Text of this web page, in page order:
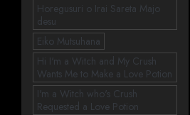
Horegusuri o Irai Sareta Majo
desu
Eiko Mutsuhana
Hi I'm a Witch and My Crush
Wants Me to Make a Love Potion
I'm a Witch who's Crush
Requested a Love Potion